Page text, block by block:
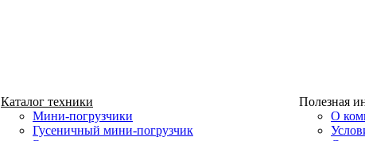
Каталог техники
Мини-погрузчики
Гусеничный мини-погрузчик
Полезная
О